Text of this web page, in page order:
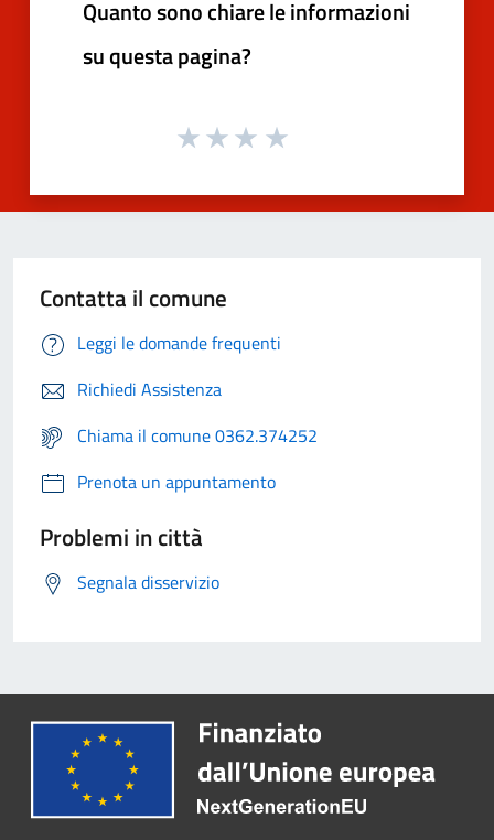
Quanto sono chiare le informazioni
su questa pagina?
Contatta il comune
Leggi le domande frequenti
Richiedi Assistenza
Chiama il comune 0362.374252
Prenota un appuntamento
Problemi in città
Segnala disservizio